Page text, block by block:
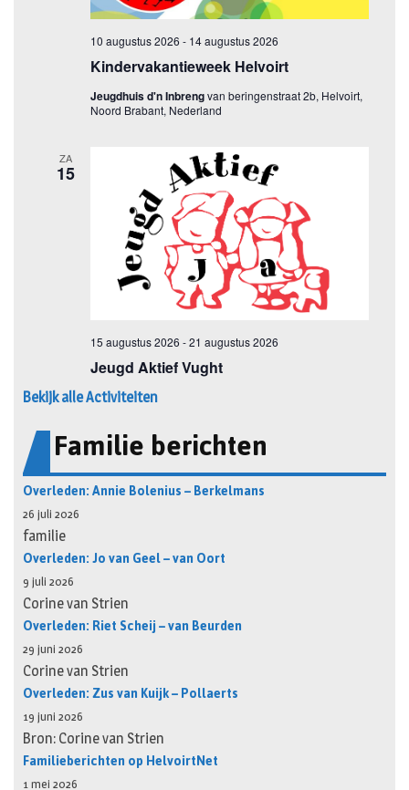
Bekijk alle Activiteiten
Familie berichten
Overleden: Annie Bolenius – Berkelmans
26 juli 2026
familie
Overleden: Jo van Geel – van Oort
9 juli 2026
Corine van Strien
Overleden: Riet Scheij – van Beurden
29 juni 2026
Corine van Strien
Overleden: Zus van Kuijk – Pollaerts
19 juni 2026
Bron: Corine van Strien
Familieberichten op HelvoirtNet
1 mei 2026